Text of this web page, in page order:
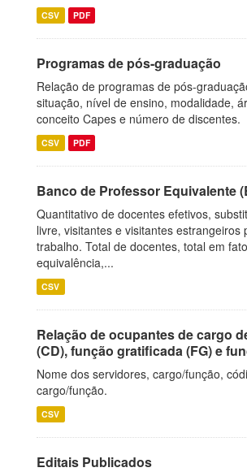
CSV PDF
Programas de pós-graduação
Relação de programas de pós-
situação, nível de ensino, modalidade,
conceito Capes e número de discentes.
CSV PDF
Banco de Professor Equivalente
Quantitativo de docentes efetivos,
livre, visitantes e visitantes estrangeiros
trabalho. Total de docentes, total em
equivalência,...
CSV
Relação de ocupantes de cargo
(CD), função gratificada (FG) e
Nome dos servidores, cargo/função,
cargo/função.
CSV
Editais Publicados